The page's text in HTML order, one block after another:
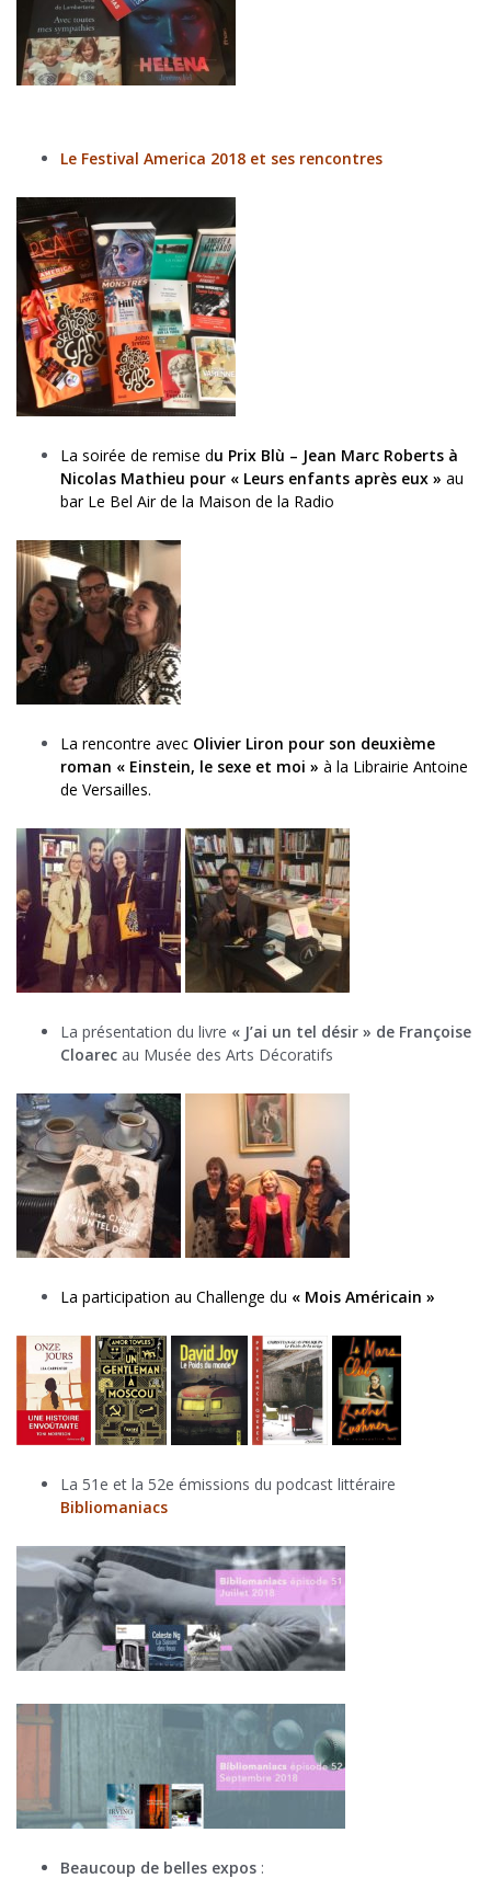
Le Festival America 2018 et ses rencontres
La soirée de remise du Prix Blù – Jean Marc Roberts à
Nicolas Mathieu pour « Leurs enfants après eux » au
bar Le Bel Air de la Maison de la Radio
La rencontre avec Olivier Liron pour son deuxième
roman « Einstein, le sexe et moi » à la Librairie Antoine
de Versailles.
La présentation du livre « J’ai un tel désir » de Françoise
Cloarec au Musée des Arts Décoratifs
La participation au Challenge du « Mois Américain »
La 51e et la 52e émissions du podcast littéraire
Bibliomaniacs
Beaucoup de belles expos :